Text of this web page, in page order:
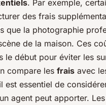
. Par exemple,
des frais
que la photographie
de la maison. Ces
le début pour éviter les
compare les frais avec
est essentiel de
agent peut apporter.